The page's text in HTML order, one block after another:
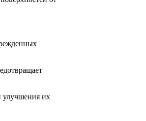
улучшения их